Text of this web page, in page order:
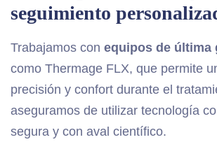
seguimiento
Trabajamos con equipos de última
como Thermage FLX, que permite
precisión y confort durante el
aseguramos de utilizar tecnología
segura y con aval científico.